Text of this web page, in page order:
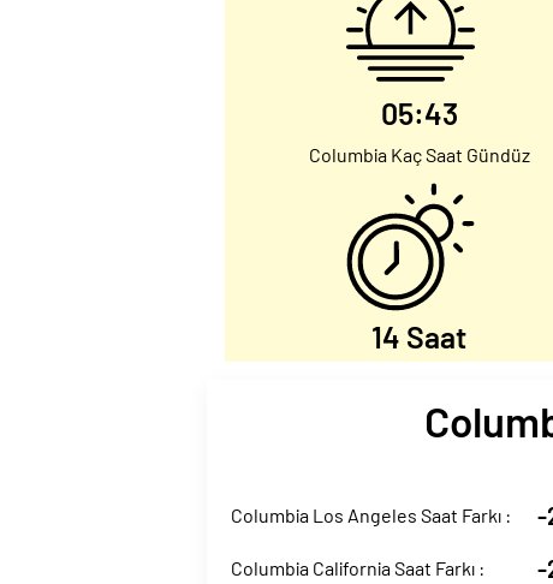
05:43
Columbia Kaç Saat Gündüz
14 Saat
Columbia Los Angeles Saat Farkı : -
Columbia California Saat Farkı : -